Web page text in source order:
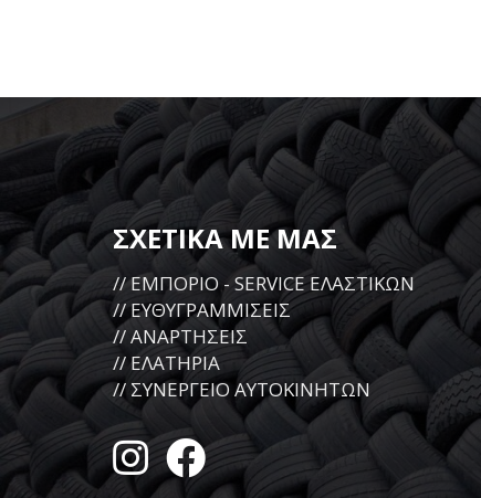
ΣΧΕΤΙΚΑ ΜΕ ΜΑΣ
// ΕΜΠΟΡΙΟ - SERVICE ΕΛΑΣΤΙΚΩΝ
// ΕΥΘΥΓΡΑΜΜΙΣΕΙΣ
// ΑΝΑΡΤΗΣΕΙΣ
// ΕΛΑΤΗΡΙΑ
// ΣΥΝΕΡΓΕΙΟ ΑΥΤΟΚΙΝΗΤΩΝ